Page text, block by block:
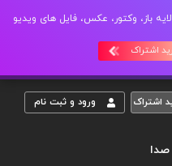
ماهیانه تا 600 طرح لایه باز، وکتور، عکس، فایل های ویدیو
اشتراک
اشتراک ورود و ثبت نام
صدا